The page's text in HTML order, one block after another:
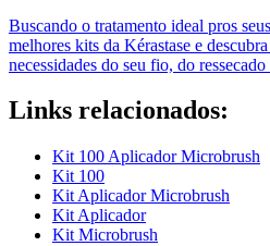
Buscando o tratamento ideal pros
melhores kits da Kérastase e
necessidades do seu fio, do
Links relacionados:
Kit 100 Aplicador Microbrush
Kit 100
Kit Aplicador Microbrush
Kit Aplicador
Kit Microbrush